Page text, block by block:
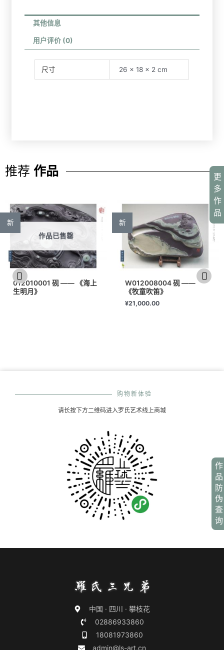
作
品
防
伪
查
询
更
多
作
品
其他信息
用户评价 (0)
尺寸 26 × 18 × 2 cm
推荐 作品
新
作品已售罄
012010001 砚 —— 《海上
生明月》
新
W012008004 砚 ——
《牧童吹笛》
¥21,000.00
购物新体验
请长按下方二维码进入罗氏艺术线上商城
中国 · 四川 · 攀枝花
02886933860
18081973860
admin@ls-art.cn